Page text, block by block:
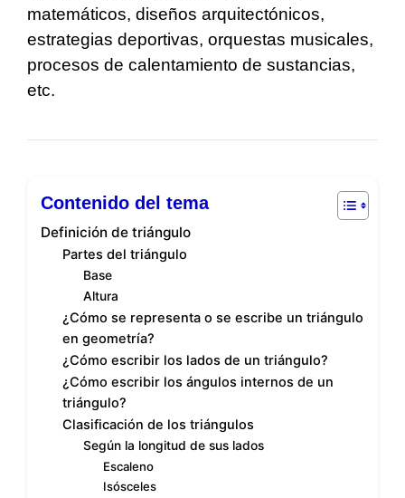
matemáticos, diseños arquitectónicos,
estrategias deportivas, orquestas musicales,
procesos de calentamiento de sustancias,
etc.
Contenido del tema
Definición de triángulo
Partes del triángulo
Base
Altura
¿Cómo se representa o se escribe un triángulo
en geometría?
¿Cómo escribir los lados de un triángulo?
¿Cómo escribir los ángulos internos de un
triángulo?
Clasificación de los triángulos
Según la longitud de sus lados
Escaleno
Isósceles